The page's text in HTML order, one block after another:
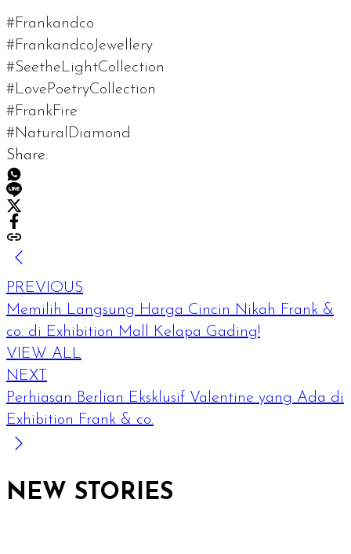
#Frankandco
#FrankandcoJewellery
#SeetheLightCollection
#LovePoetryCollection
#FrankFire
#NaturalDiamond
Share:
PREVIOUS
Memilih Langsung Harga Cincin Nikah Frank &
co. di Exhibition Mall Kelapa Gading!
VIEW ALL
NEXT
Perhiasan Berlian Eksklusif Valentine yang Ada di
Exhibition Frank & co.
NEW STORIES